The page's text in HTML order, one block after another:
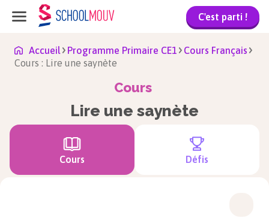
C'est parti !
Accueil Programme Primaire CE1
Cours Français
Cours : Lire une saynète
Cours
Lire une saynète
Cours Défis